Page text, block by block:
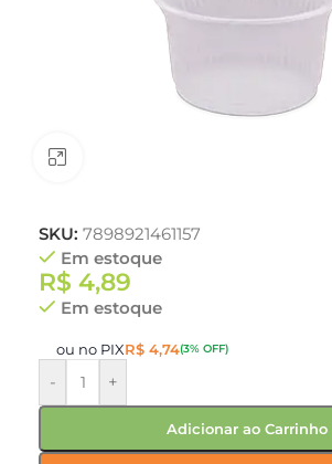
SKU: 7898921461157
Em estoque
R$ 4,89
Em estoque
ou no PIXR$ 4,74(3% OFF)
- +
Adicionar ao Carrinho